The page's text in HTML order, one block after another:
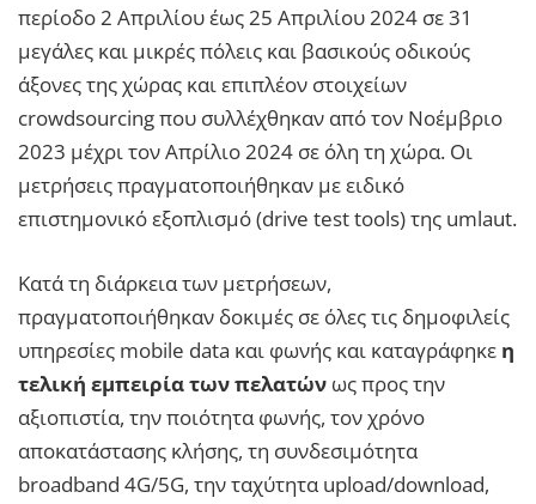
περίοδο 2 Απριλίου έως 25 Απριλίου 2024 σε 31
μεγάλες και μικρές πόλεις και βασικούς οδικούς
άξονες της χώρας και επιπλέον στοιχείων
crowdsourcing που συλλέχθηκαν από τον Νοέμβριο
2023 μέχρι τον Απρίλιο 2024 σε όλη τη χώρα. Οι
μετρήσεις πραγματοποιήθηκαν με ειδικό
επιστημονικό εξοπλισμό (drive test tools) της umlaut.
Κατά τη διάρκεια των μετρήσεων,
πραγματοποιήθηκαν δοκιμές σε όλες τις δημοφιλείς
υπηρεσίες mobile data και φωνής και καταγράφηκε η
τελική εμπειρία των πελατών ως προς την
αξιοπιστία, την ποιότητα φωνής, τον χρόνο
αποκατάστασης κλήσης, τη συνδεσιμότητα
broadband 4G/5G, την ταχύτητα upload/download,